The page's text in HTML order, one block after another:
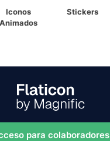
Iconos
Animados
Stickers
para colaboradores